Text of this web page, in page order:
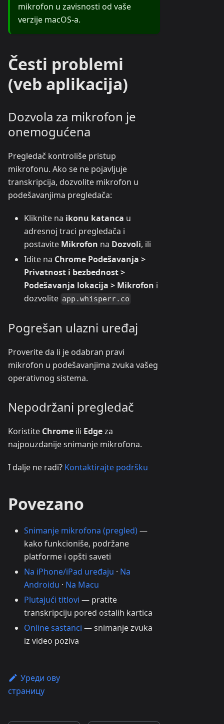
mikrofon u zavisnosti od vaše
verzije macOS-a.
Česti problemi
(veb aplikacija)
Dozvola za mikrofon je
onemogućena
Pregledač kontroliše pristup
mikrofonu. Ako se ne pojavljuje
transkripcija, dozvolite mikrofon u
podešavanjima pregledača:
Kliknite na ikonu katanca u
adresnoj traci pregledača i
postavite Mikrofon na Dozvoli, ili
Idite na Chrome Podešavanja >
Privatnost i bezbednost >
Podešavanja lokacija > Mikrofon i
dozvolite app.whisperr.co
Pogrešan ulazni uređaj
Proverite da li je odabran pravi
mikrofon u podešavanjima zvuka vašeg
operativnog sistema.
Nepodržani pregledač
Koristite Chrome ili Edgeza
najpouzdanije snimanje mikrofona.
I dalje ne radi? Kontaktirajte podršku
Povezano
Snimanje mikrofona (pregled)—
kako funkcioniše, podržane
platforme i opšti saveti
Na iPhone/iPad uređaju · Na
Androidu · Na Macu
Plutajući titlovi — pratite
transkripciju pored ostalih kartica
Online sastanci — snimanje zvuka
iz video poziva
Уреди ову
страницу